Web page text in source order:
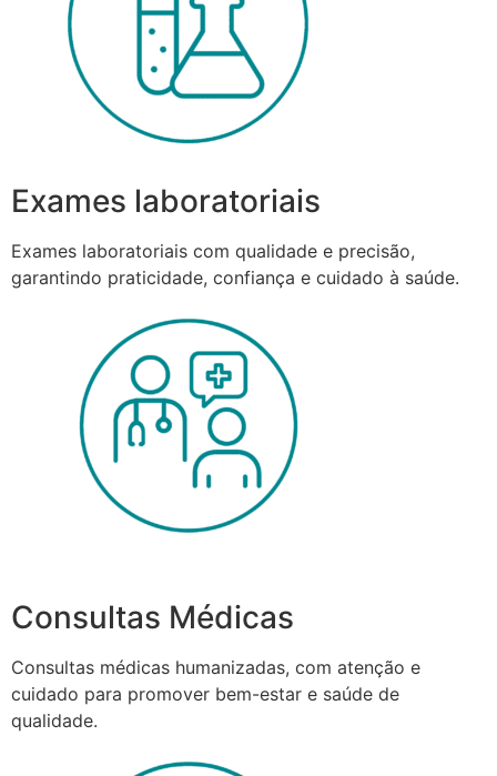
Exames laboratoriais
Exames laboratoriais com qualidade e precisão,
garantindo praticidade, confiança e cuidado à saúde.
Consultas Médicas
Consultas médicas humanizadas, com atenção e
cuidado para promover bem-estar e saúde de
qualidade.